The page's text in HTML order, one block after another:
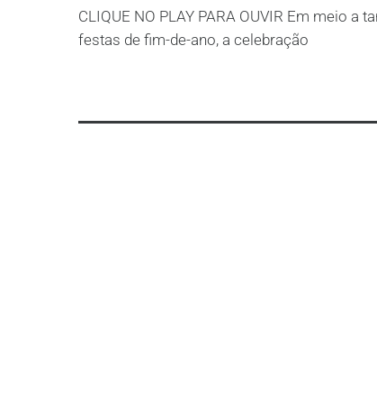
CLIQUE NO PLAY PARA OUVIR Em meio
festas de fim-de-ano, a celebração